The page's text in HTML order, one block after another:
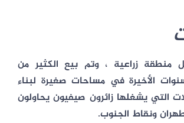
منطقة زراعية ، وتم بيع الكثير من
الأخيرة في مساحات صغيرة لبناء
التي يشغلها زائرون صيفيون يحاولون
طهران ونقاط الجنوب.